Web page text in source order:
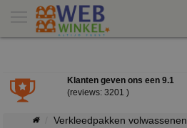
Klanten geven ons een 9.1
(reviews: 3201 )
Verkleedpakken volwassenen